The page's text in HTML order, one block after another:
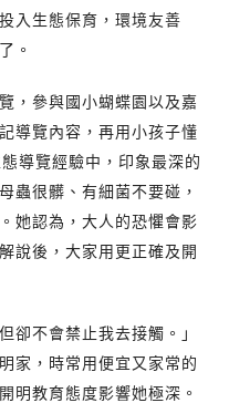
入生態保育，環境友善
。
，參與國小蝴蝶園以及嘉
導覽內容，再用小孩子懂
導覽經驗中，印象最深的
蟲很髒、有細菌不要碰，
她認為，大人的恐懼會影
說後，大家用更正確及開
卻不會禁止我去接觸。」
家，時常用便宜又家常的
明教育態度影響她極深。